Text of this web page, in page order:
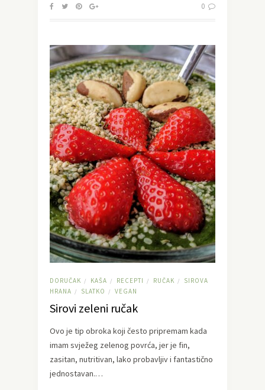
0
DORUČAK / KAŠA / RECEPTI / RUČAK /
SIROVA
HRANA / SLATKO / VEGAN
Sirovi zeleni ručak
Ovo je tip obroka koji često pripremam kada
imam svježeg zelenog povrća, jer je fin,
zasitan, nutritivan, lako probavljiv i fantastično
jednostavan.…